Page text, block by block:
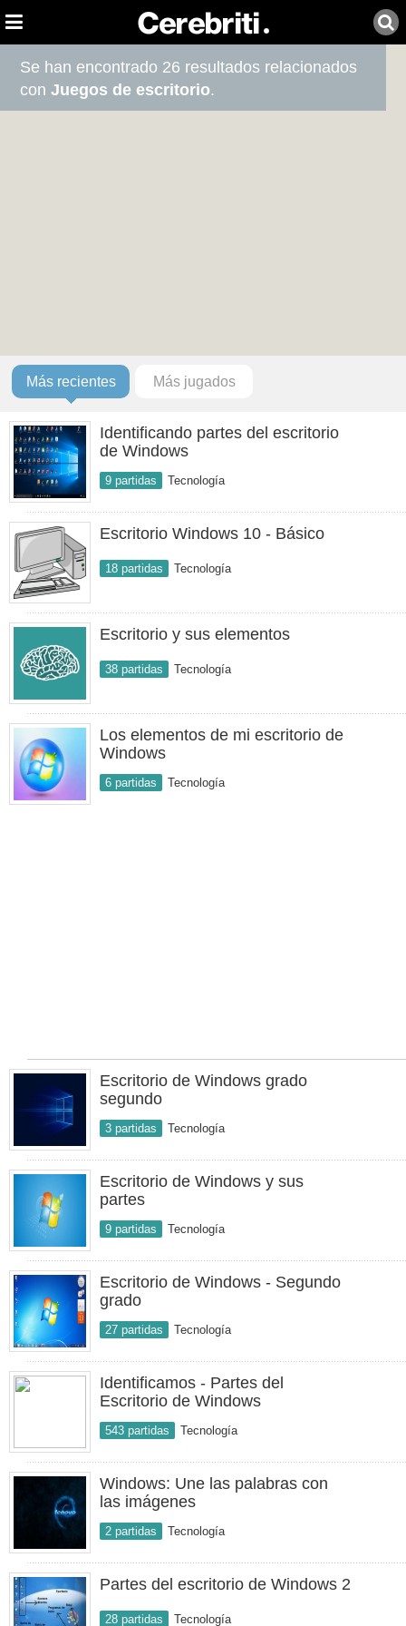
Se han encontrado 26 resultados relacionados
conJuegos de escritorio.
Más recientes Más jugados
Identificando partes del escritorio
de Windows
9 partidas Tecnología
Escritorio Windows 10 - Básico
18 partidas Tecnología
Escritorio y sus elementos
38 partidas Tecnología
Los elementos de mi escritorio de
Windows
6 partidas Tecnología
Escritorio de Windows grado
segundo
3 partidas Tecnología
Escritorio de Windows y sus
partes
9 partidas Tecnología
Escritorio de Windows - Segundo
grado
27 partidas Tecnología
Identificamos - Partes del
Escritorio de Windows
543 partidas Tecnología
Windows: Une las palabras con
las imágenes
2 partidas Tecnología
Partes del escritorio de Windows 2
28 partidas Tecnología